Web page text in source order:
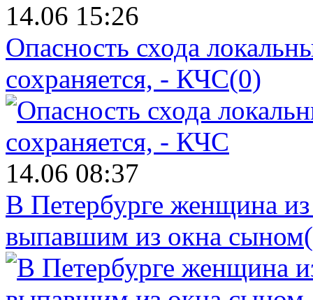
14.06 15:26
Опасность схода
сохраняется, - КЧС(0)
14.06 08:37
В Петербурге женщина
выпавшим из окна сыном